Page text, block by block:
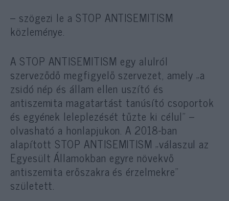
– szögezi le a STOP ANTISEMITISM
közleménye.
A STOP ANTISEMITISM egy alulról
szerveződő megfigyelő szervezet, amely „a
zsidó nép és állam ellen uszító és
antiszemita magatartást tanúsító csoportok
és egyének leleplezését tűzte ki célul” –
olvasható a honlapjukon. A 2018-ban
alapított STOP ANTISEMITISM „válaszul az
Egyesült Államokban egyre növekvő
antiszemita erőszakra és érzelmekre”
született.